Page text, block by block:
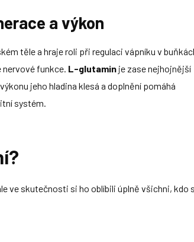
a výkon
těle a hraje roli při regulaci vápníku v
funkce. L-glutamin je zase nejhojnější
jeho hladina klesá a doplnění pomáhá
systém.
ve skutečnosti si ho oblíbili úplně všichni, kdo